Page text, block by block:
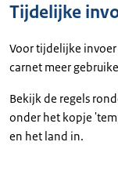
Tijdelijke
Voor tijdelijke invoer
carnet meer
Bekijk de regels
onder het kopje
en het land in.